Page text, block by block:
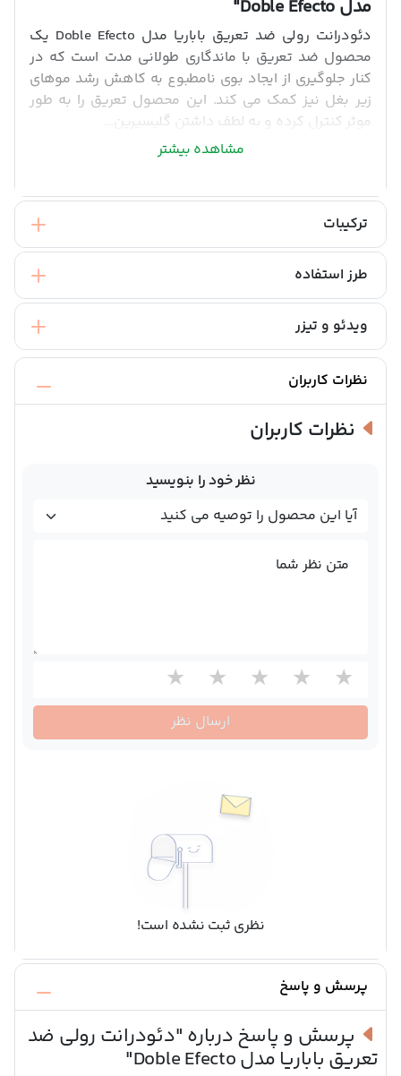
مدل Doble Efecto"
دئودرانت رولی ضد تعریق باباریا مدل Doble Efecto یک
محصول ضد تعریق با ماندگاری طولانی مدت است که در
کنار جلوگیری از ایجاد بوی نامطبوع به کاهش رشد موهای
زیر بغل نیز کمک می کند. این محصول تعریق را به طور
موثر کنترل کرده و به لطف داشتن گلیسیرین...
مشاهده بیشتر
ترکیبات
طرز استفاده
ویدئو و تیزر
نظرات کاربران
نظرات کاربران
نظر خود را بنویسید
متن نظر شما
ارسال نظر
نظری ثبت نشده است!
پرسش و پاسخ
پرسش و پاسخ درباره "دئودرانت رولی ضد
تعریق باباریا مدل Doble Efecto"